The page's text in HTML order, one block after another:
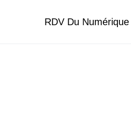
RDV Du Numérique